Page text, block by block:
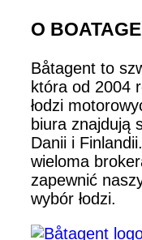
O
Båtagent to
która od 2004
łodzi
biura znajdują
Danii i
wieloma
zapewnić
wybór łodzi.